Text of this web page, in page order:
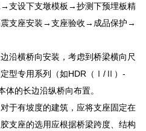
支设下支墩模板→抄测下预埋板精
支座安装→支座验收→成品保护→
沿横桥向安装，考虑到桥梁横向尺
型专用系列（如HDR（Ⅰ/Ⅱ）-
的长边沿纵桥向布置。
于有坡度的建筑，应将支座固定在
支座的选用应根据桥梁跨度、结构